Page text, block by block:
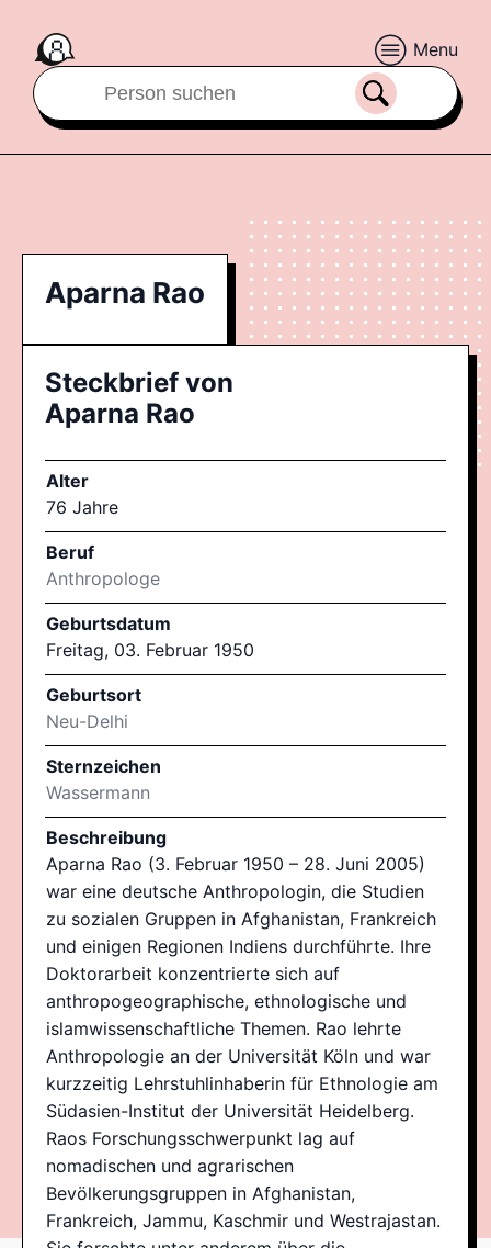
Menu
Aparna Rao
Steckbrief von
Aparna Rao
Alter
76 Jahre
Beruf
Anthropologe
Geburtsdatum
Freitag, 03. Februar 1950
Geburtsort
Neu-Delhi
Sternzeichen
Wassermann
Beschreibung
Aparna Rao (3. Februar 1950 – 28. Juni 2005)
war eine deutsche Anthropologin, die Studien
zu sozialen Gruppen in Afghanistan, Frankreich
und einigen Regionen Indiens durchführte. Ihre
Doktorarbeit konzentrierte sich auf
anthropogeographische, ethnologische und
islamwissenschaftliche Themen. Rao lehrte
Anthropologie an der Universität Köln und war
kurzzeitig Lehrstuhlinhaberin für Ethnologie am
Südasien-Institut der Universität Heidelberg.
Raos Forschungsschwerpunkt lag auf
nomadischen und agrarischen
Bevölkerungsgruppen in Afghanistan,
Frankreich, Jammu, Kaschmir und Westrajastan.